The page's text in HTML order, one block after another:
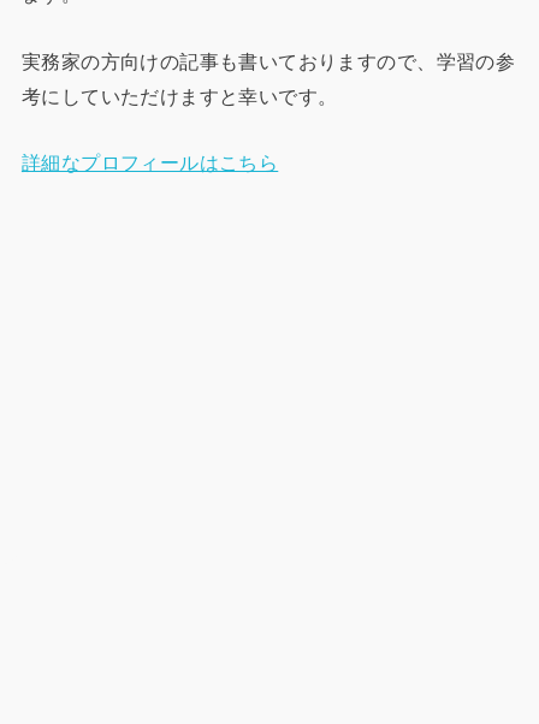
実務家の方向けの記事も書いておりますので、学習の参
考にしていただけますと幸いです。
詳細なプロフィールはこちら